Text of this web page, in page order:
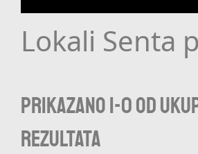
Lokali Senta
Prikazano 1-0 od
rezultata